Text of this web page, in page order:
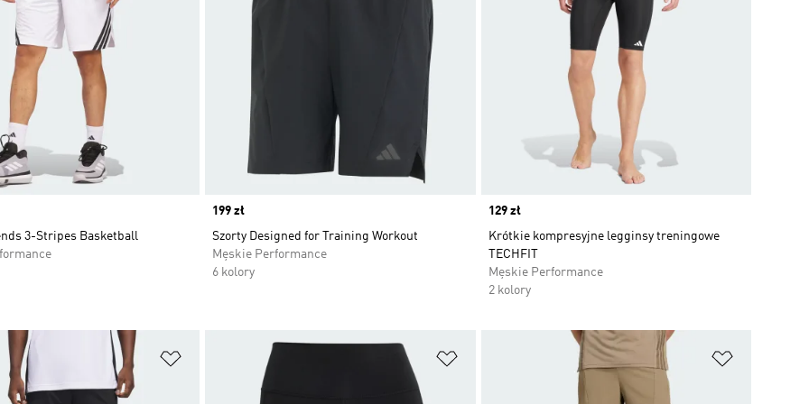
3-Stripes Basketball
Price
199 zł
Szorty Designed for Training Workout
Męskie Performance
6 kolory
Price
129 zł
Krótkie kompresyjne legginsy treningowe
TECHFIT
Męskie Performance
2 kolory
Dodaj do listy życzeń Dodaj do listy życzeń